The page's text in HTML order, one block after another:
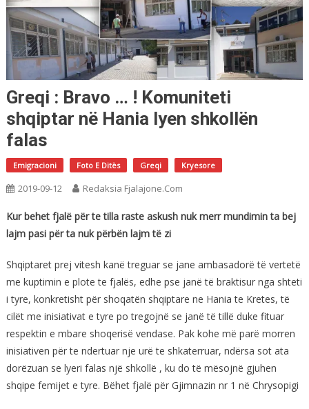
Greqi : Bravo … ! Komuniteti
shqiptar në Hania lyen shkollën
falas
Emigracioni Foto E Ditës Greqi Kryesore
2019-09-12 Redaksia Fjalajone.com
Kur behet fjalë për te tilla raste askush nuk merr mundimin ta bej
lajm pasi për ta nuk përbën lajm të zi
Shqiptaret prej vitesh kanë treguar se jane ambasadorë të vertetë
me kuptimin e plote te fjalës, edhe pse janë të braktisur nga shteti
i tyre, konkretisht për shoqatën shqiptare ne Hania te Kretes, të
cilët me inisiativat e tyre po tregojnë se janë të tillë duke fituar
respektin e mbare shoqerisë vendase. Pak kohe më parë morren
inisiativen për te ndertuar nje urë te shkaterruar, ndërsa sot ata
dorëzuan se lyeri falas një shkollë , ku do të mësojnë gjuhen
shqipe femijet e tyre. Bëhet fjalë për Gjimnazin nr 1 në Chrysopigi